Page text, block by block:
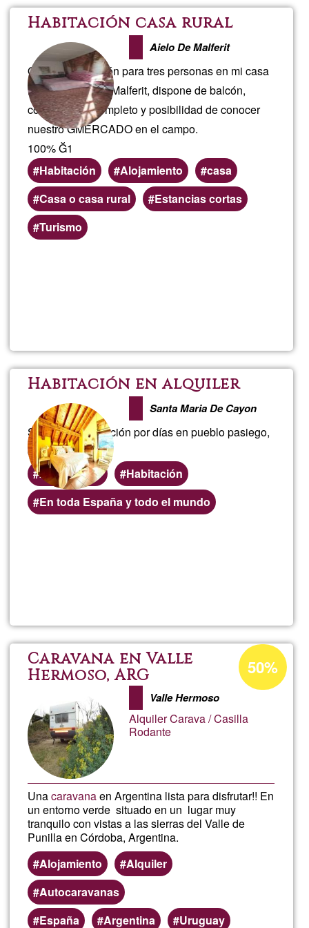
Tierra
Habitación casa rural
Aielo De Malferit
Ofrezco habitación para tres personas en mi casa
rural de Aielo de Malferit, dispone de balcón,
cocina, baño completo y posibilidad de conocer
nuestro GMERCADO en el campo.
100% Ğ1
Habitación
Alojamiento
casa
Casa o casa rural
Estancias cortas
Zone
preferenziali
Turismo
casa
rural
Habitación en alquiler
Santa Maria De Cayon
Se alquila habitación por días en pueblo pasiego,
casa bonita
Alojamiento
Habitación
Zone
preferenziali
En toda España y todo el mundo
en
alquiler
Caravana en Valle
Hermoso, ARG
Valle Hermoso
Alquiler Carava / Casilla
Rodante
Unacaravanaen Argentina lista para disfrutar!! En
un entorno verde situado en un lugar muy
tranquilo con vistas a las sierras del Valle de
Punilla en Córdoba, Argentina.
Alojamiento
Alquiler
Autocaravanas
España
Argentina
Uruguay
Percentuale
di
accettazione
del
50%